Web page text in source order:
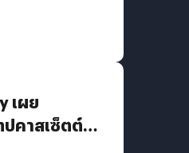
เผย
คาสเซ็ตต์